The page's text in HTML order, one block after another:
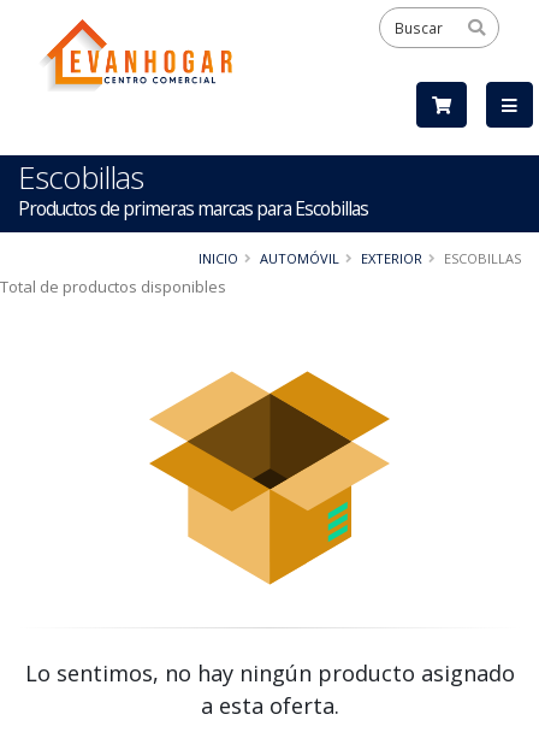
Escobillas
Productos de primeras marcas para Escobillas
INICIO AUTOMÓVIL EXTERIOR ESCOBILLAS
Total de productos disponibles
Lo sentimos, no hay ningún producto asignado
a esta oferta.